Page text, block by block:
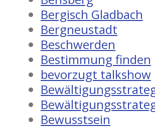
Bergisch Gladbach
Bergneustadt
Beschwerden
Bestimmung finden
bevorzugt talkshow
Bewusstsein